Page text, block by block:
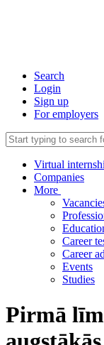
Search
Login
Sign up
For employers
Virtual
Companies
More
Career
Career
Events
Studies
Pirmā